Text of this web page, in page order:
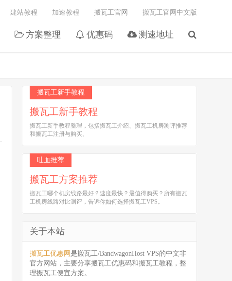
方案整理 优惠码 测速地址
建站教程 加速教程 搬瓦工官网 搬瓦工官网中文版
搬瓦工新手教程
搬瓦工新手教程
搬瓦工新手教程整理，包括搬瓦工介绍、搬瓦工机房测评推荐
和搬瓦工注册与购买。
吐血推荐
搬瓦工方案推荐
搬瓦工哪个机房线路最好？速度最快？最值得购买？所有搬瓦
工机房线路对比测评，告诉你如何选择搬瓦工VPS。
关于本站
搬瓦工优惠网 是搬瓦工/BandwagonHost VPS的中文非
官方网站，主要分享搬瓦工优惠码和搬瓦工教程，整
理搬瓦工便宜方案。